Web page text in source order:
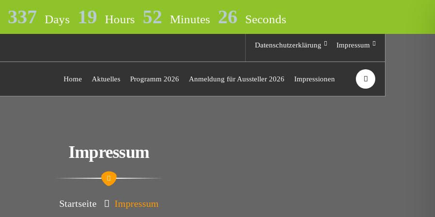
Datenschutzerklärung Impressum
Home Aktuelles Programm 2026 Anmeldung für Aussteller 2026 Impressionen
Impressum
Startseite Impressum
337 Days 19 Hours 52 Minutes 26 Seconds